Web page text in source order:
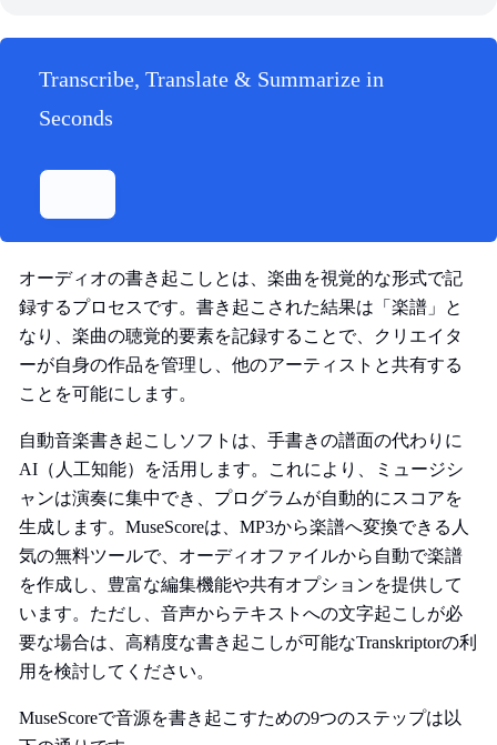
Transcribe, Translate & Summarize in
Seconds
オーディオの書き起こしとは、楽曲を視覚的な形式で記
録するプロセスです。書き起こされた結果は「楽譜」と
なり、楽曲の聴覚的要素を記録することで、クリエイタ
ーが自身の作品を管理し、他のアーティストと共有する
ことを可能にします。
自動音楽書き起こしソフトは、手書きの譜面の代わりに
AI（人工知能）を活用します。これにより、ミュージシ
ャンは演奏に集中でき、プログラムが自動的にスコアを
生成します。MuseScoreは、MP3から楽譜へ変換できる人
気の無料ツールで、オーディオファイルから自動で楽譜
を作成し、豊富な編集機能や共有オプションを提供して
います。ただし、音声からテキストへの文字起こしが必
要な場合は、高精度な書き起こしが可能なTranskriptorの利
用を検討してください。
MuseScoreで音源を書き起こすための9つのステップは以